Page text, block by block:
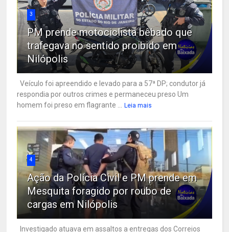
3
PM prende motociclista bêbado que
trafegava no sentido proibido em
Nilópolis
Veículo foi apreendido e levado para a 57ª DP; condutor já
respondia por outros crimes e permaneceu preso Um
homem foi preso em flagrante ...
Leia mais
4
Ação da Polícia Civil e PM prende em
Mesquita foragido por roubo de
cargas em Nilópolis
Investigado atuava em assaltos a entregas dos Correios